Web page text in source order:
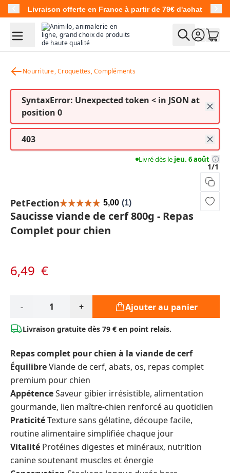
Allez au contenu
Livraison offerte en France à partir de 79€ d'achat
Nourriture, Croquettes, Compléments
SyntaxError: Unexpected token < in JSON at
position 0
403
Saucisse viande de cerf 800g - Repas
Complet pour chien
PetFection
1/1
Livré dès le jeu. 6 août
6,49 €
- + Ajouter au panier
Livraison gratuite dès 79 € en point relais.
Repas complet pour chien à la viande de cerf
ÉquilibreViande de cerf, abats, os, repas complet
premium pour chien
AppétenceSaveur gibier irrésistible, alimentation
gourmande, lien maître-chien renforcé au quotidien
PraticitéTexture sans gélatine, découpe facile,
routine alimentaire simplifiée chaque jour
Vitalité Protéines digestes et minéraux, nutrition
canine soutenant muscles et énergie